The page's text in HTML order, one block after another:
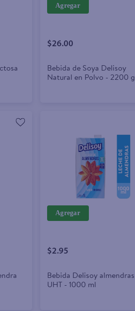
Agregar
$26.00
Bebida de Soya Delisoy
Natural en Polvo - 2200 g
Agregar
$2.95
Bebida Delisoy almendras
UHT - 1000 ml